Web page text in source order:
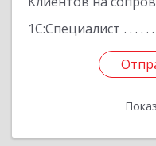
1С:Специалист